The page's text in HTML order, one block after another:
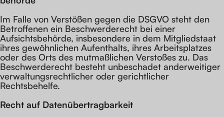
Im Falle von Verstößen gegen die DSGVO steht den
Betroffenen ein Beschwerderecht bei einer
Aufsichtsbehörde, insbesondere in dem Mitgliedstaat
ihres gewöhnlichen Aufenthalts, ihres Arbeitsplatzes
oder des Orts des mutmaßlichen Verstoßes zu. Das
Beschwerderecht besteht unbeschadet anderweitiger
verwaltungsrechtlicher oder gerichtlicher
Rechtsbehelfe.
Recht auf Daten­übertrag­barkeit